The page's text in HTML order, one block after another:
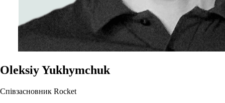
Oleksiy Yukhymchuk
Співзасновник Rocket